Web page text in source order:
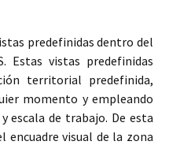
predefinidas dentro del
Estas vistas predefinidas
territorial predefinida,
momento y empleando
escala de trabajo. De esta
encuadre visual de la zona